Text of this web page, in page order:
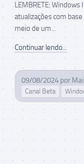
LEMBRETE: Windows
atualizações com
meio de um...
Continuar lendo...
09/08/2024 por
Canal Beta